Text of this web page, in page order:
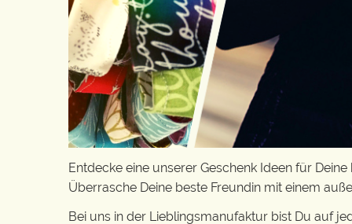
Entdecke eine unserer Geschenk Ideen für
Überrasche Deine beste Freundin mit einem
Bei uns in der Lieblingsmanufaktur bist Du auf